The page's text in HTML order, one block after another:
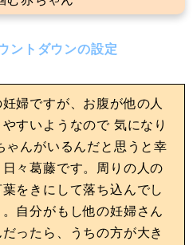
ントダウンの設定
婦ですが、お腹が他の人
すいようなので 気になり
ゃんがいるんだと思うと幸
々葛藤です。周りの人の
をきにして落ち込んでし
自分がもし他の妊婦さん
ったら、うちの方が大き